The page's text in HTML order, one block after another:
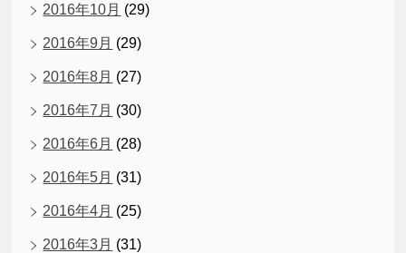
2016年10月 (29)
2016年9月 (29)
2016年8月 (27)
2016年7月 (30)
2016年6月 (28)
2016年5月 (31)
2016年4月 (25)
2016年3月 (31)